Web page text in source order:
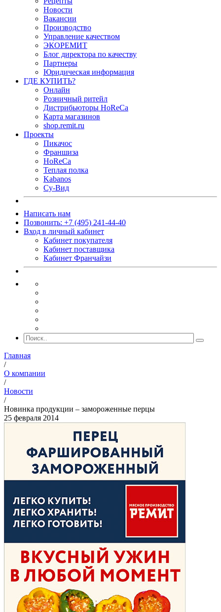
Новости
Вакансии
Производство
Управление качеством
ЭКОРЕМИТ
Блог директора по качеству
Партнеры
Юридическая информация
ГДЕ КУПИТЬ?
Онлайн
Розничный ритейл
Дистрибьюторы HoReCa
Карта магазинов
shop.remit.ru
Проекты
Пикачос
Франшиза
HoReCa
Теплая полка
Kabanos
Су-Вид
Написать нам
Позвонить: +7 (495) 241-44-40
Вход в личный кабинет
Кабинет покупателя
Кабинет поставщика
Кабинет Франчайзи
Главная
/
О компании
/
Новости
/
Новинка продукции – замороженные перцы
25 февраля 2014